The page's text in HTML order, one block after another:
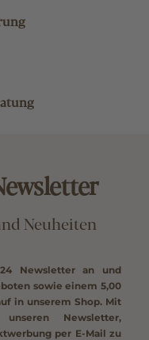
Neuheiten
Newsletter an und
sowie einem 5,00
in unserem Shop. Mit
Newsletter,
per E-Mail zu